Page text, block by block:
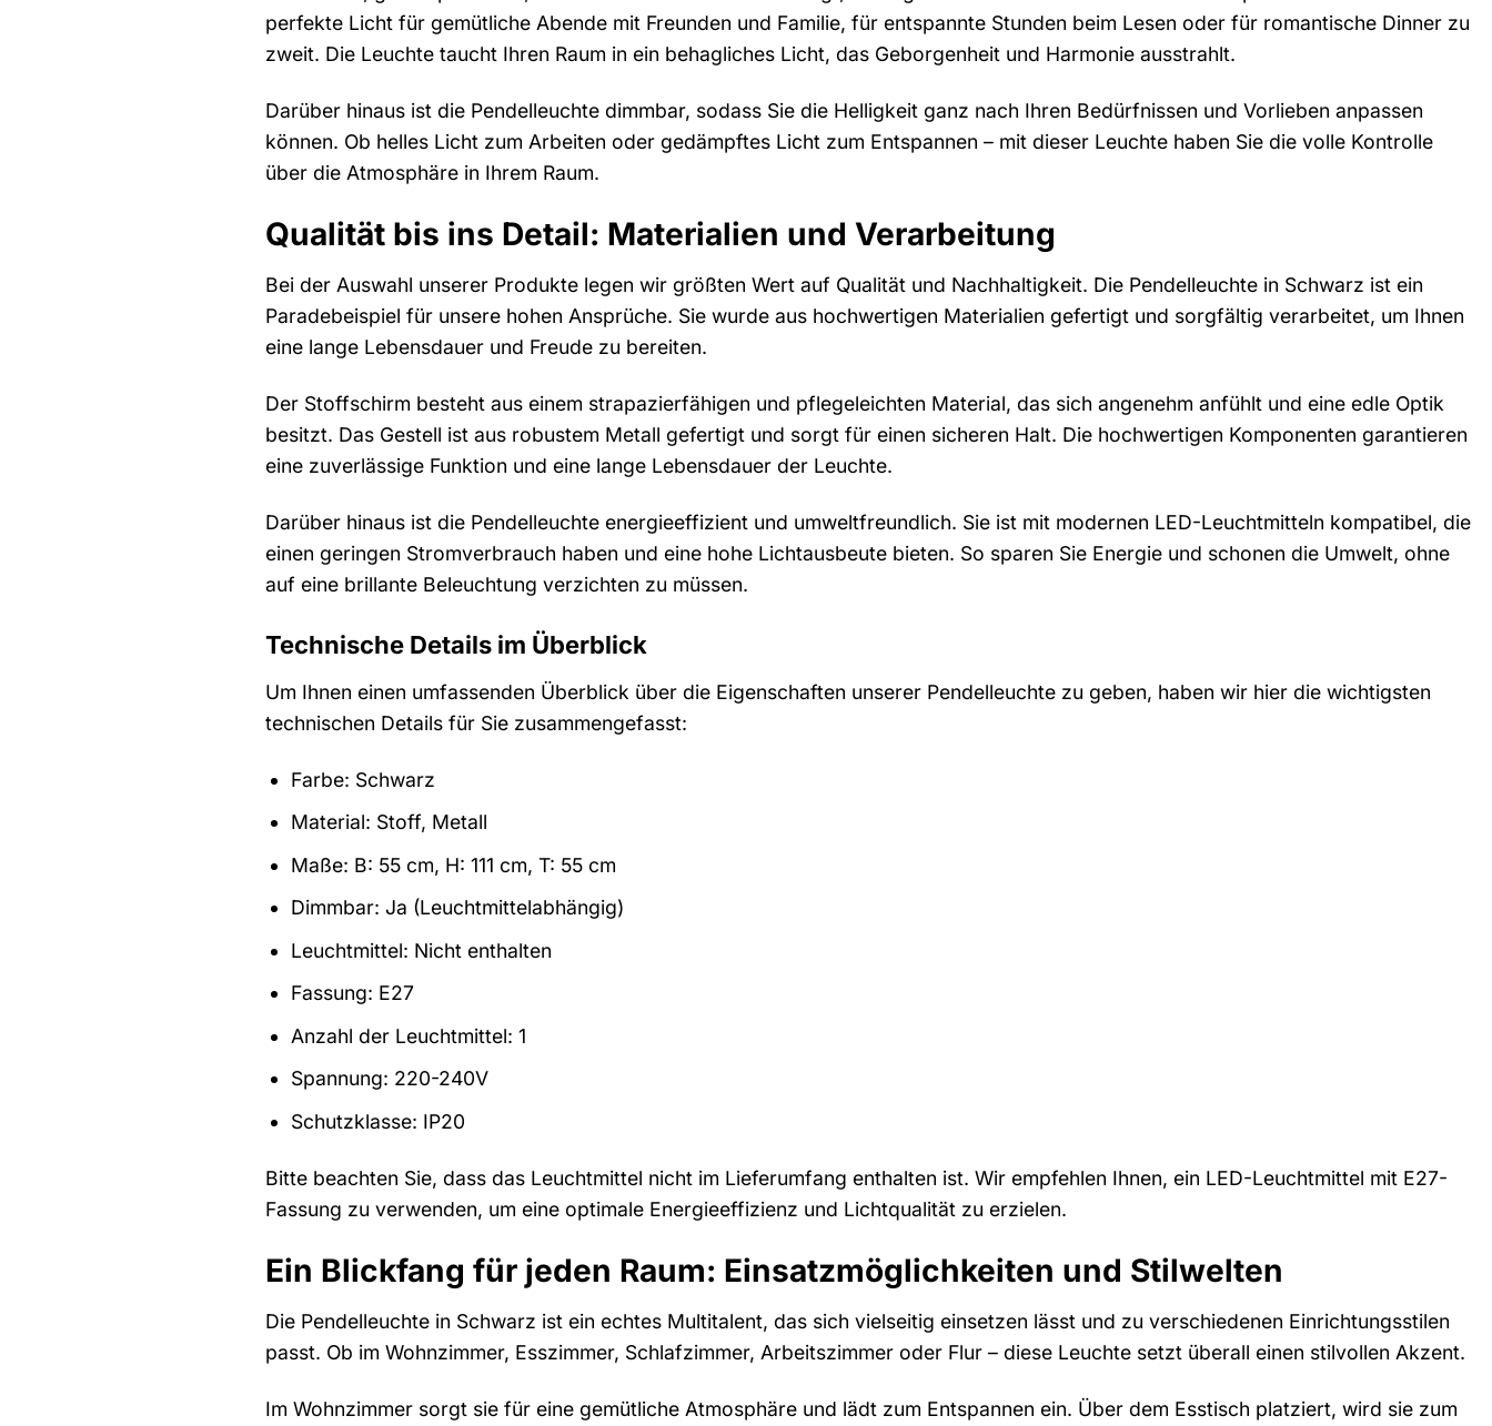
perfekte Licht für gemütliche Abende mit Freunden und Familie, für entspannte Stunden beim Lesen oder für romantische Dinner zu
zweit. Die Leuchte taucht Ihren Raum in ein behagliches Licht, das Geborgenheit und Harmonie ausstrahlt.
Darüber hinaus ist die Pendelleuchte dimmbar, sodass Sie die Helligkeit ganz nach Ihren Bedürfnissen und Vorlieben anpassen
können. Ob helles Licht zum Arbeiten oder gedämpftes Licht zum Entspannen – mit dieser Leuchte haben Sie die volle Kontrolle
über die Atmosphäre in Ihrem Raum.
Qualität bis ins Detail: Materialien und Verarbeitung
Bei der Auswahl unserer Produkte legen wir größten Wert auf Qualität und Nachhaltigkeit. Die Pendelleuchte in Schwarz ist ein
Paradebeispiel für unsere hohen Ansprüche. Sie wurde aus hochwertigen Materialien gefertigt und sorgfältig verarbeitet, um Ihnen
eine lange Lebensdauer und Freude zu bereiten.
Der Stoffschirm besteht aus einem strapazierfähigen und pflegeleichten Material, das sich angenehm anfühlt und eine edle Optik
besitzt. Das Gestell ist aus robustem Metall gefertigt und sorgt für einen sicheren Halt. Die hochwertigen Komponenten garantieren
eine zuverlässige Funktion und eine lange Lebensdauer der Leuchte.
Darüber hinaus ist die Pendelleuchte energieeffizient und umweltfreundlich. Sie ist mit modernen LED-Leuchtmitteln kompatibel, die
einen geringen Stromverbrauch haben und eine hohe Lichtausbeute bieten. So sparen Sie Energie und schonen die Umwelt, ohne
auf eine brillante Beleuchtung verzichten zu müssen.
Technische Details im Überblick
Um Ihnen einen umfassenden Überblick über die Eigenschaften unserer Pendelleuchte zu geben, haben wir hier die wichtigsten
technischen Details für Sie zusammengefasst:
Farbe: Schwarz
Material: Stoff, Metall
Maße: B: 55 cm, H: 111 cm, T: 55 cm
Dimmbar: Ja (Leuchtmittelabhängig)
Leuchtmittel: Nicht enthalten
Fassung: E27
Anzahl der Leuchtmittel: 1
Spannung: 220-240V
Schutzklasse: IP20
Bitte beachten Sie, dass das Leuchtmittel nicht im Lieferumfang enthalten ist. Wir empfehlen Ihnen, ein LED-Leuchtmittel mit E27-
Fassung zu verwenden, um eine optimale Energieeffizienz und Lichtqualität zu erzielen.
Ein Blickfang für jeden Raum: Einsatzmöglichkeiten und Stilwelten
Die Pendelleuchte in Schwarz ist ein echtes Multitalent, das sich vielseitig einsetzen lässt und zu verschiedenen Einrichtungsstilen
passt. Ob im Wohnzimmer, Esszimmer, Schlafzimmer, Arbeitszimmer oder Flur – diese Leuchte setzt überall einen stilvollen Akzent.
Im Wohnzimmer sorgt sie für eine gemütliche Atmosphäre und lädt zum Entspannen ein. Über dem Esstisch platziert, wird sie zum